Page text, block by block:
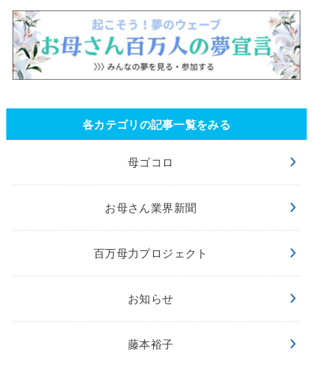
各カテゴリの記事一覧をみる
母ゴコロ
お母さん業界新聞
百万母力プロジェクト
お知らせ
藤本裕子